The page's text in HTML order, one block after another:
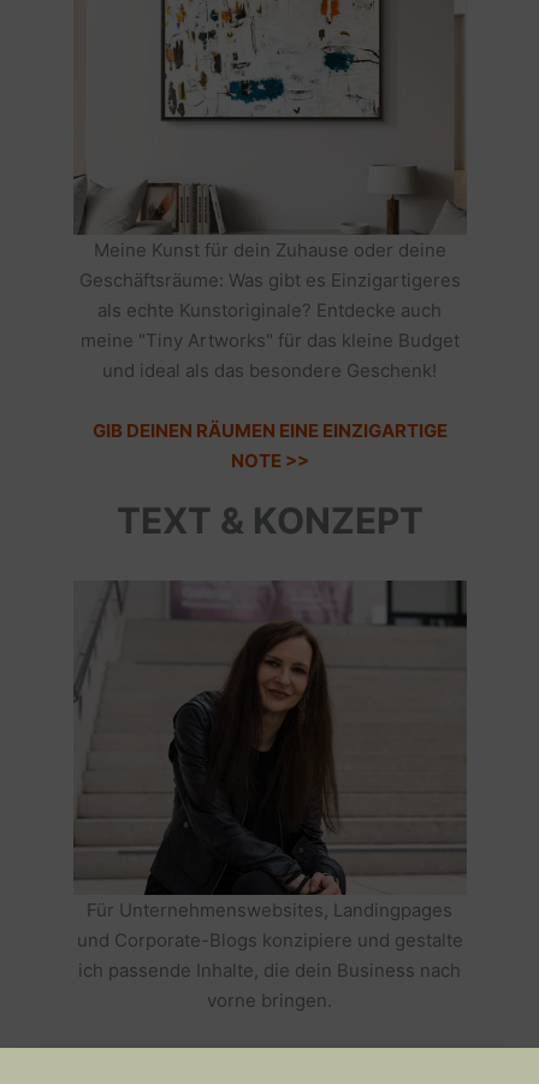
Meine Kunst für dein Zuhause oder deine
Geschäftsräume: Was gibt es Einzigartigeres
als echte Kunstoriginale? Entdecke auch
meine "Tiny Artworks" für das kleine Budget
und ideal als das besondere Geschenk!
GIB DEINEN RÄUMEN EINE EINZIGARTIGE
NOTE >>
TEXT & KONZEPT
Für Unternehmenswebsites, Landingpages
und Corporate-Blogs konzipiere und gestalte
ich passende Inhalte, die dein Business nach
vorne bringen.